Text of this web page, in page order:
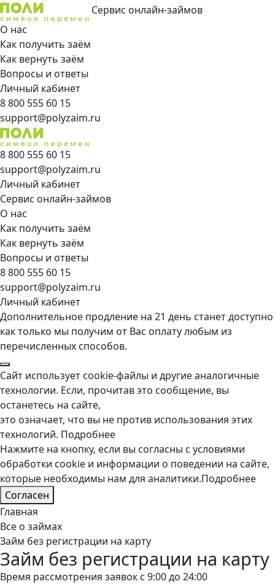
Сервис онлайн-займов
О нас
Как получить заём
Как вернуть заём
Вопросы и ответы
Личный кабинет
8 800 555 60 15
support@polyzaim.ru
8 800 555 60 15
support@polyzaim.ru
Личный кабинет
Сервис онлайн-займов
О нас
Как получить заём
Как вернуть заём
Вопросы и ответы
8 800 555 60 15
support@polyzaim.ru
Личный кабинет
Дополнительное продление на 21 день станет доступно
как только мы получим от Вас оплату любым из
перечисленных способов.
Сайт использует cookie-файлы и другие аналогичные
технологии. Если, прочитав это сообщение, вы
останетесь на сайте,
это означает, что вы не против использования этих
технологий. Подробнее
Нажмите на кнопку, если вы согласны с условиями
обработки cookie и информации о поведении на сайте,
которые необходимы нам для аналитики.Подробнее
Согласен
Главная
Все о займах
Займ без регистрации на карту
Займ без регистрации на карту
Время рассмотрения заявок с 9:00 до 24:00